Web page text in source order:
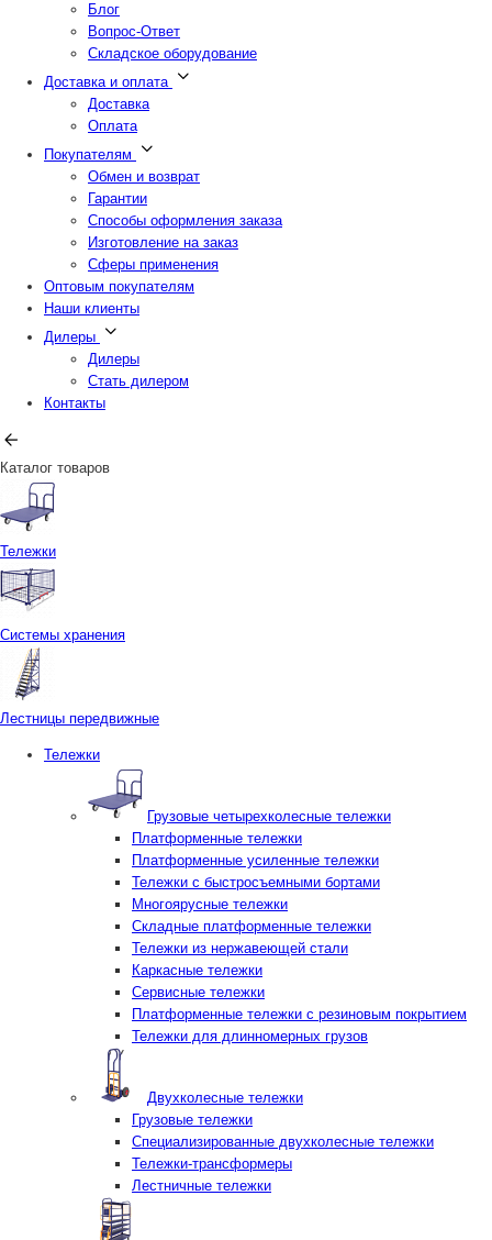
Блог
Вопрос-Ответ
Складское оборудование
Доставка и оплата
Доставка
Оплата
Покупателям
Обмен и возврат
Гарантии
Способы оформления заказа
Изготовление на заказ
Сферы применения
Оптовым покупателям
Наши клиенты
Дилеры
Дилеры
Стать дилером
Контакты
Каталог товаров
Тележки
Системы хранения
Лестницы передвижные
Тележки
Грузовые четырехколесные тележки
Платформенные тележки
Платформенные усиленные тележки
Тележки с быстросъемными бортами
Многоярусные тележки
Складные платформенные тележки
Тележки из нержавеющей стали
Каркасные тележки
Сервисные тележки
Платформенные тележки с резиновым покрытием
Тележки для длинномерных грузов
Двухколесные тележки
Грузовые тележки
Специализированные двухколесные тележки
Тележки-трансформеры
Лестничные тележки